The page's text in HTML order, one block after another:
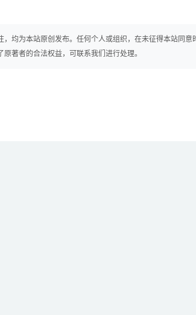
，均为本站原创发布。任何个人或组织，在未征得本站同
著者的合法权益，可联系我们进行处理。